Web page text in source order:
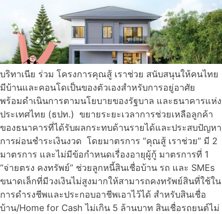
บริทาเนีย ร่วม โครงการคุณสู้ เราช่วย สนับสนุนให้คนไทย
มีบ้านและคอนโดเป็นของตัวเองสำหรับการอยู่อาศัย
พร้อมดำเนินการตามนโยบายของรัฐบาล และธนาคารแห่ง
ประเทศไทย (ธปท.) ขยายระยะเวลาการช่วยเหลือลูกค้า
ของธนาคารที่ได้รับผลกระทบด้านรายได้และประสบปัญหา
การผ่อนชำระเงินงวด โดยมาตรการ “คุณสู้ เราช่วย” มี 2
มาตรการ และไม่มีข้อกำหนดเรื่องอายุผู้กู้ มาตรการที่ 1
“จ่ายตรง คงทรัพย์” ช่วยลูกหนี้สินเชื่อบ้าน รถ และ SMEs
ขนาดเล็กที่มีวงเงินไม่สูงมากให้สามารถคงทรัพย์สินที่ใช้ใน
การดำรงชีพและประกอบอาชีพเอาไว้ได้ สำหรับสินเชื่อ
บ้าน/Home for Cash ไม่เกิน 5 ล้านบาท สินเชื่อรถยนต์ไม่